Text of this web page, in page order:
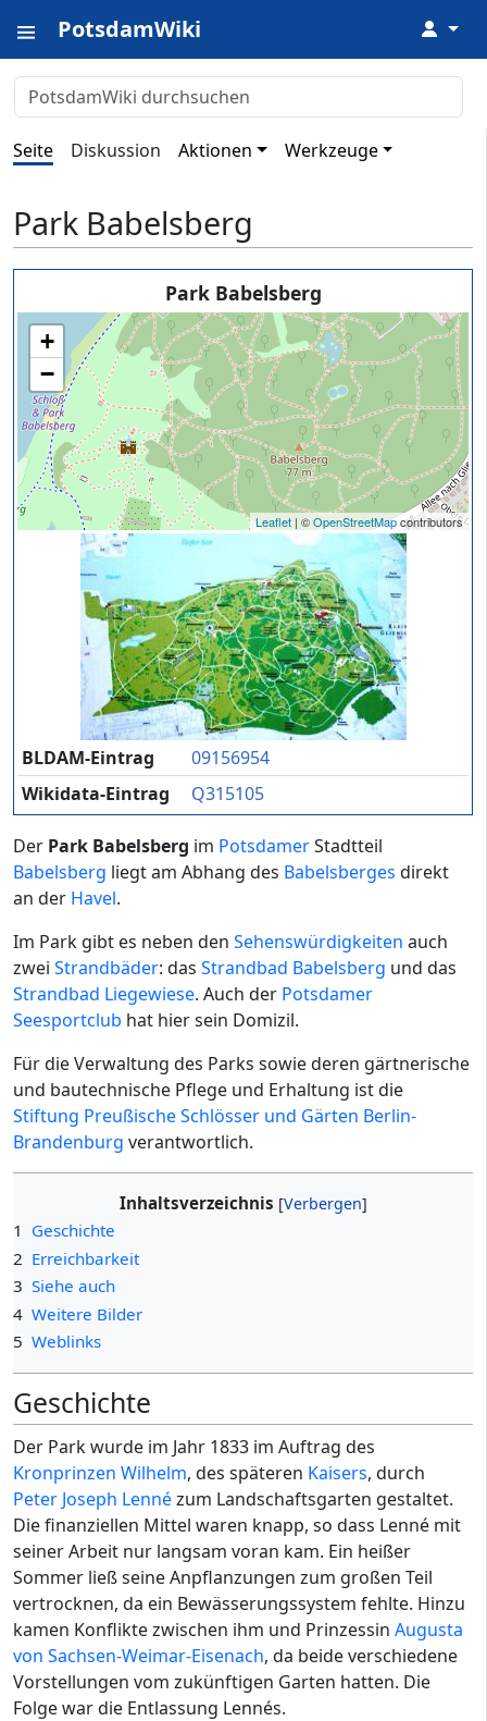
PotsdamWiki ↓
Seite Diskussion Aktionen Werkzeuge
Park Babelsberg
Park Babelsberg
+
−
Leaflet | ©OpenStreetMapcontributors
BLDAM-Eintrag
09156954
Wikidata-Eintrag
Q315105
Der Park Babelsberg im PotsdamerStadtteil
Babelsberg liegt am Abhang des Babelsberges direkt
an der Havel.
Im Park gibt es neben den Sehenswürdigkeiten auch
zwei Strandbäder: das Strandbad Babelsberg und das
Strandbad Liegewiese. Auch der Potsdamer
Seesportclub hat hier sein Domizil.
Für die Verwaltung des Parks sowie deren gärtnerische
und bautechnische Pflege und Erhaltung ist die
Stiftung Preußische Schlösser und Gärten Berlin-
Brandenburg verantwortlich.
Inhaltsverzeichnis
1 Geschichte
2 Erreichbarkeit
3 Siehe auch
4 Weitere Bilder
5 Weblinks
Geschichte
Der Park wurde im Jahr 1833 im Auftrag des
Kronprinzen Wilhelm, des späteren Kaisers, durch
Peter Joseph Lennézum Landschaftsgarten gestaltet.
Die finanziellen Mittel waren knapp, so dass Lenné mit
seiner Arbeit nur langsam voran kam. Ein heißer
Sommer ließ seine Anpflanzungen zum großen Teil
vertrocknen, da ein Bewässerungssystem fehlte. Hinzu
kamen Konflikte zwischen ihm und Prinzessin Augusta
von Sachsen-Weimar-Eisenach, da beide verschiedene
Vorstellungen vom zukünftigen Garten hatten. Die
Folge war die Entlassung Lennés.